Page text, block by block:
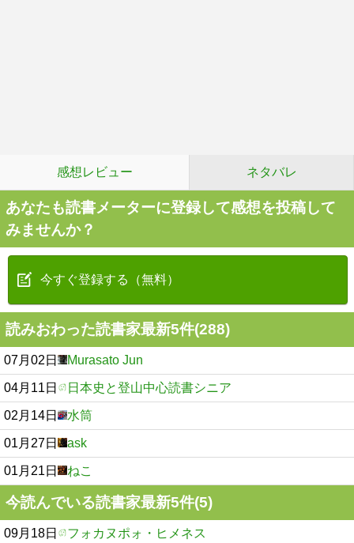
感想レビュー ネタバレ
あなたも読書メーターに登録して感想を投稿して
みませんか？
今すぐ登録する（無料）
読みおわった読書家最新5件(288)
07月02日 Murasato Jun
04月11日 日本史と登山中心読書シニア
02月14日 水筒
01月27日 ask
01月21日 ねこ
今読んでいる読書家最新5件(5)
09月18日 フォカヌポォ・ヒメネス